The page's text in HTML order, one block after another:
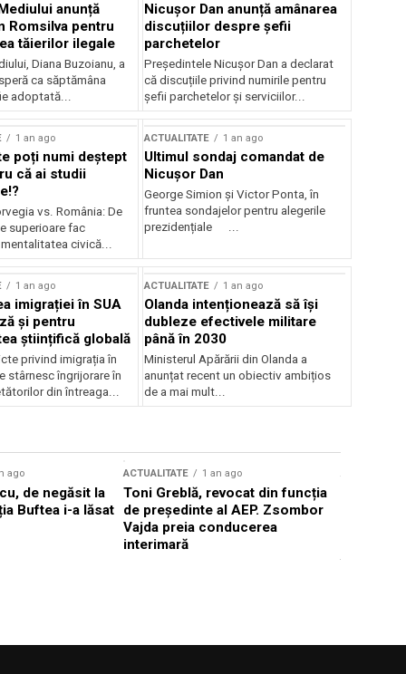
anunță
Romsilva pentru
tăierilor ilegale
Diana Buzoianu, a
ca săptămâna
adoptată...
Nicușor Dan anunță amânarea
discuțiilor despre șefii
parchetelor
Președintele Nicușor Dan a declarat
că discuțiile privind numirile pentru
șefii parchetelor și serviciilor...
1 an ago
poți numi deștept
că ai studii
vs. România: De
superioare fac
civică...
ACTUALITATE 1 an ago
Ultimul sondaj comandat de
Nicușor Dan
George Simion și Victor Ponta, în
fruntea sondajelor pentru alegerile
prezidențiale ...
1 an ago
imigrației în SUA
și pentru
științifică globală
privind imigrația în
stârnesc îngrijorare în
din întreaga...
ACTUALITATE 1 an ago
Olanda intenționează să își
dubleze efectivele militare
până în 2030
Ministerul Apărării din Olanda a
anunțat recent un obiectiv ambițios
de a mai mult...
ago
de negăsit la
Buftea i-a lăsat
ACTUALITATE 1 an ago
Toni Greblă, revocat din funcția
de președinte al AEP. Zsombor
Vajda preia conducerea
interimară